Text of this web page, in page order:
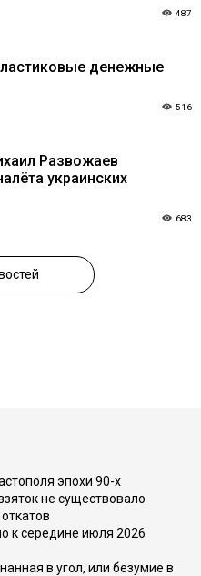
487
денежные
516
Развожаев
украинских
683
эпохи 90-х
не существовало
к середине июля 2026
в угол, или безумие в